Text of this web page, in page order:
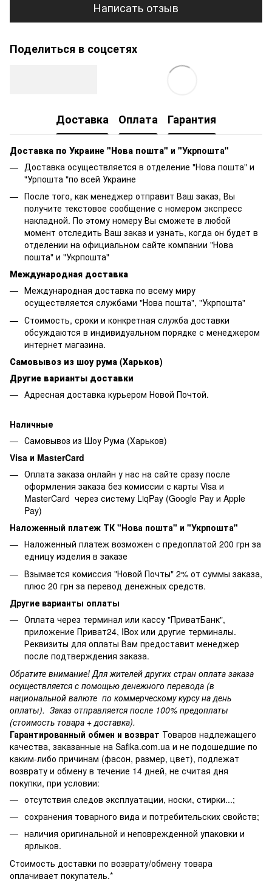
Написать отзыв
Поделиться в соцсетях
Доставка Оплата Гарантия
Доставка по Украине "Нова пошта" и "Укрпошта"
Доставка осуществляется в отделение "Нова пошта" и
"Урпошта "по всей Украине
После того, как менеджер отправит Ваш заказ, Вы
получите текстовое сообщение с номером экспресс
накладной. По этому номеру Вы сможете в любой
момент отследить Ваш заказ и узнать, когда он будет в
отделении на официальном сайте компании "Нова
пошта" и "Укрпошта"
Международная доставка
Международная доставка по всему миру
осуществляется службами "Нова пошта", "Укрпошта"
Стоимость, сроки и конкретная служба доставки
обсуждаются в индивидуальном порядке с менеджером
интернет магазина.
Самовывоз из шоу рума (Харьков)
Другие варианты доставки
Адресная доставка курьером Новой Почтой.
Наличные
Самовывоз из Шоу Рума (Харьков)
Visa и MasterCard
Оплата заказа онлайн у нас на сайте сразу после
оформления заказа без комиссии с карты Visa и
MasterCard через систему LiqPay (Google Pay и Apple
Pay)
Наложенный платеж ТК "Нова пошта" и "Укрпошта"
Наложенный платеж возможен с предоплатой 200 грн за
едницу изделия в заказе
Взымается комиссия "Новой Почты" 2% от суммы заказа,
плюс 20 грн за перевод денежных средств.
Другие варианты оплаты
Оплата через терминал или кассу "ПриватБанк",
приложение Приват24, IBox или другие терминалы.
Реквизиты для оплаты Вам предоставит менеджер
после подтверждения заказа.
Обратите внимание! Для жителей других стран оплата заказа
осуществляется с помощью денежного перевода (в
национальной валюте по коммерческому курсу на день
оплаты). Заказ отправляется после 100% предоплаты
(стоимость товара + доставка).
Гарантированный обмен и возврат Товаров надлежащего
качества, заказанные на Safika.com.ua и не подошедшие по
каким-либо причинам (фасон, размер, цвет), подлежат
возврату и обмену в течение 14 дней, не считая дня
покупки, при условии:
отсутствия следов эксплуатации, носки, стирки...;
сохранения товарного вида и потребительских свойств;
наличия оригинальной и неповрежденной упаковки и
ярлыков.
Стоимость доставки по возврату/обмену товара
оплачивает покупатель.*